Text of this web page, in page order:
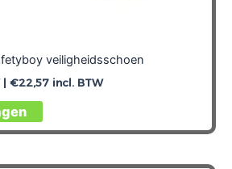
veiligheidsschoen
| €22,57incl. BTW
Dit
product
meerdere